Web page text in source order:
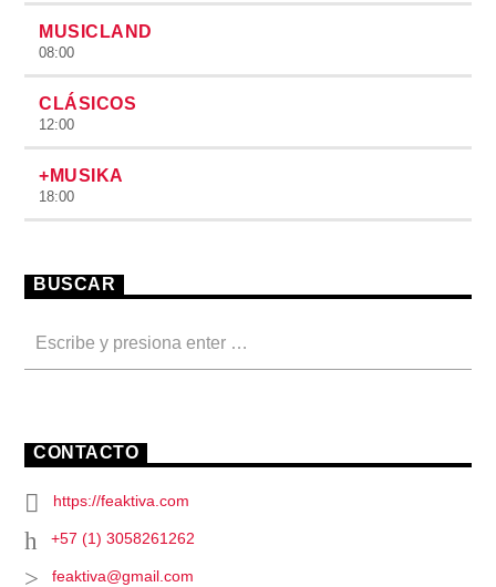
MUSICLAND
08:00
CLÁSICOS
12:00
+MUSIKA
18:00
BUSCAR
CONTACTO
https://feaktiva.com
+57 (1) 3058261262
feaktiva@gmail.com